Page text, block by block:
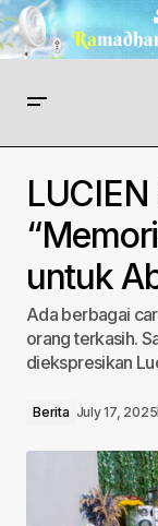
untuk
Ada berbagai
orang terkasih.
diekspresikan
Berita July 17, 2025